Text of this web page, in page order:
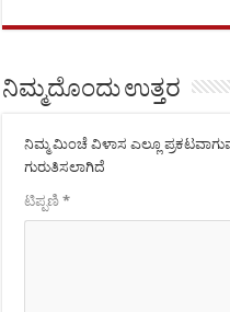
ನಿಮ್ಮದೊಂದು ಉತ್ತರ
ನಿಮ್ಮ ಮಿಂಚೆ ವಿಳಾಸ ಎಲ್ಲೂ
ಗುರುತಿಸಲಾಗಿದೆ
ಟಿಪ್ಪಣಿ*